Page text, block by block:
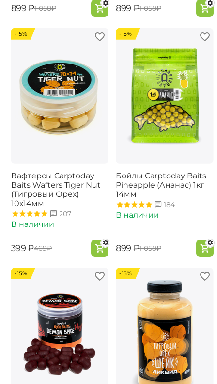
‍899‍ ₽‍1 058‍₽ ‍899‍ ₽‍1 058‍₽
-15%
Вафтерсы Carptoday
Baits Wafters Tiger Nut
(Тигровый Орех)
10х14мм
207
В наличии
‍399‍ ₽‍469‍₽
-15%
Бойлы Carptoday Baits
Pineapple (Ананас) 1кг
14мм
184
В наличии
‍899‍ ₽‍1 058‍₽
-15% -15%